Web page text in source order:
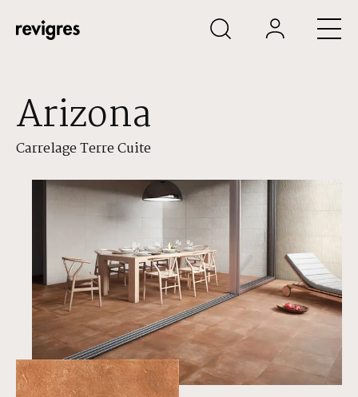
Aller au contenu principal
Arizona
Carrelage Terre Cuite